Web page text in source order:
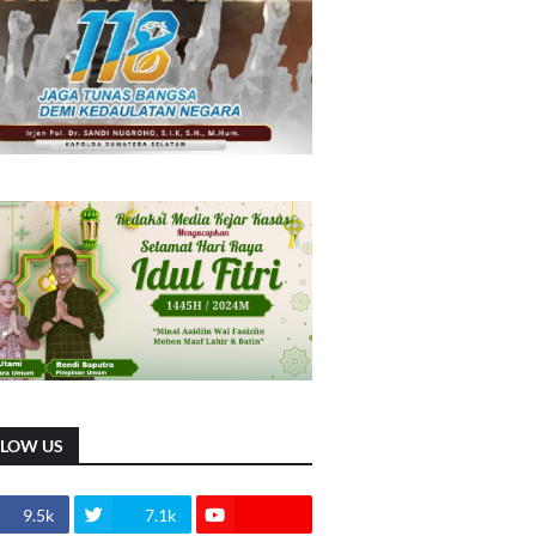
US
9.5k 7.1k